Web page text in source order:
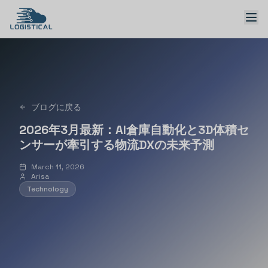
ソリューション
日本語 → English
ブログに戻る
2026年3月最新：AI倉庫自動化と3D体積セ
ンサーが牽引する物流DXの未来予測
March 11, 2026
Arisa
Technology